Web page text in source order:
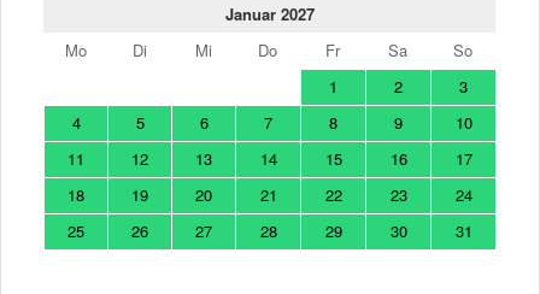
Januar 2027
Mo
Di Mi Do Fr Sa
So
1
2
3
4
5 6 7 8 9
10
11
12 13 14 15 16
17
18
19 20 21 22 23
24
25
26 27 28 29 30 31